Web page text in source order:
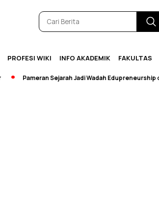
PROFESI WIKI INFO AKADEMIK FAKULTAS
Pameran Sejarah Jadi Wadah Edupreneurship dan